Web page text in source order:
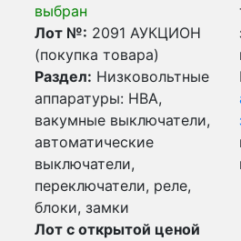
выбран
Лот №: 2091 АУКЦИОН
(покупка товара)
Раздел: Низковольтные
аппаратуры: НВА,
вакумные выключатели,
автоматические
выключатели,
переключатели, реле,
блоки, замки
Лот с открытой ценой